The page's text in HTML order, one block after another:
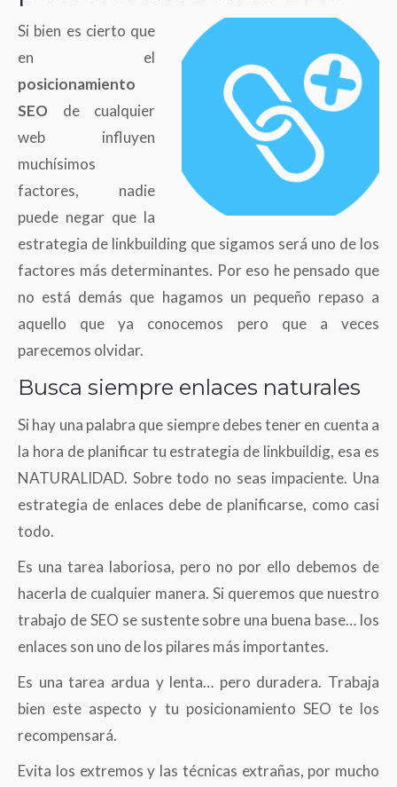
Si bien es cierto que
en el
posicionamiento
SEO de cualquier
web influyen
muchísimos
factores, nadie
puede negar que la
estrategia de linkbuilding que sigamos será uno de los
factores más determinantes. Por eso he pensado que
no está demás que hagamos un pequeño repaso a
aquello que ya conocemos pero que a veces
parecemos olvidar.
Busca siempre enlaces naturales
Si hay una palabra que siempre debes tener en cuenta a
la hora de planificar tu estrategia de linkbuildig, esa es
NATURALIDAD. Sobre todo no seas impaciente. Una
estrategia de enlaces debe de planificarse, como casi
todo.
Es una tarea laboriosa, pero no por ello debemos de
hacerla de cualquier manera. Si queremos que nuestro
trabajo de SEO se sustente sobre una buena base… los
enlaces son uno de los pilares más importantes.
Es una tarea ardua y lenta… pero duradera. Trabaja
bien este aspecto y tu posicionamiento SEO te los
recompensará.
Evita los extremos y las técnicas extrañas, por mucho